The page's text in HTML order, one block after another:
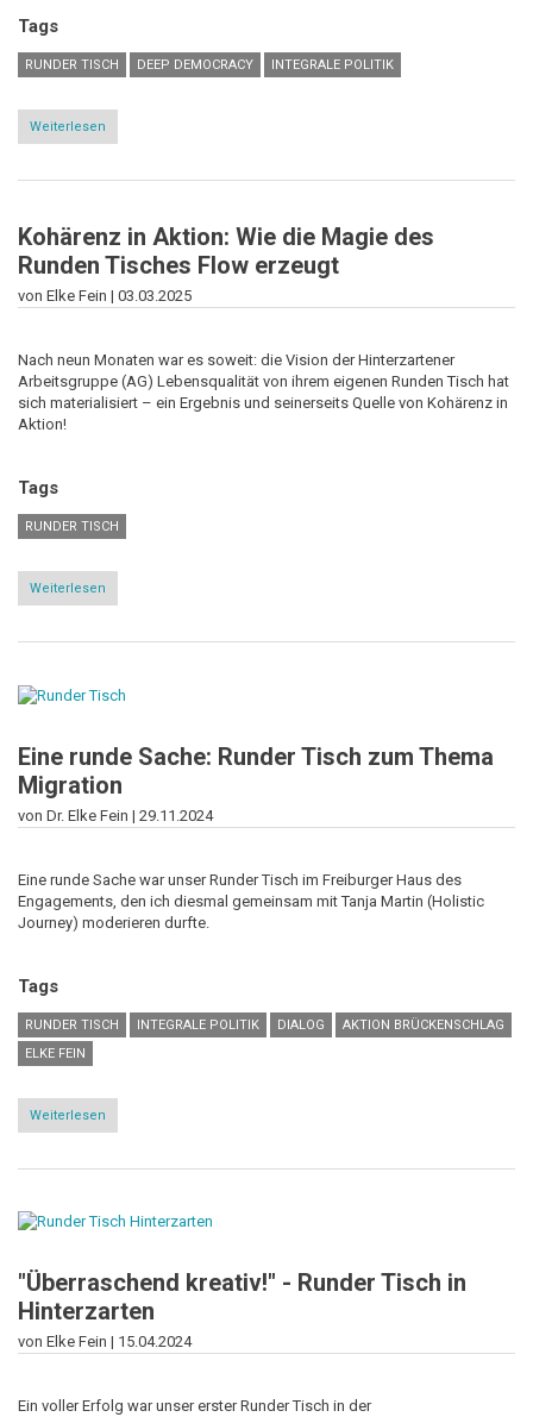
Tags
RUNDER TISCH DEEP DEMOCRACY INTEGRALE POLITIK
Weiterlesen
IFIS
Sommerfest
Akademie
Littenweiler
Kohärenz in Aktion: Wie die Magie des
Runden Tisches Flow erzeugt
von Elke Fein | 03.03.2025
Nach neun Monaten war es soweit: die Vision der Hinterzartener
Arbeitsgruppe (AG) Lebensqualität von ihrem eigenen Runden Tisch hat
sich materialisiert – ein Ergebnis und seinerseits Quelle von Kohärenz in
Aktion!
Tags
RUNDER TISCH
Weiterlesen
Kohärenz
Aktion:
Magie
Tisches
Flow
erzeugt
Eine runde Sache: Runder Tisch zum Thema
Migration
von Dr. Elke Fein | 29.11.2024
Eine runde Sache war unser Runder Tisch im Freiburger Haus des
Engagements, den ich diesmal gemeinsam mit Tanja Martin (Holistic
Journey) moderieren durfte.
Tags
RUNDER TISCH INTEGRALE POLITIK DIALOG
AKTION BRÜCKENSCHLAG
ELKE FEIN
Weiterlesen
Eine
Sache:
zum
"Überraschend kreativ!" - Runder Tisch in
Hinterzarten
von Elke Fein | 15.04.2024
Ein voller Erfolg war unser erster Runder Tisch in der